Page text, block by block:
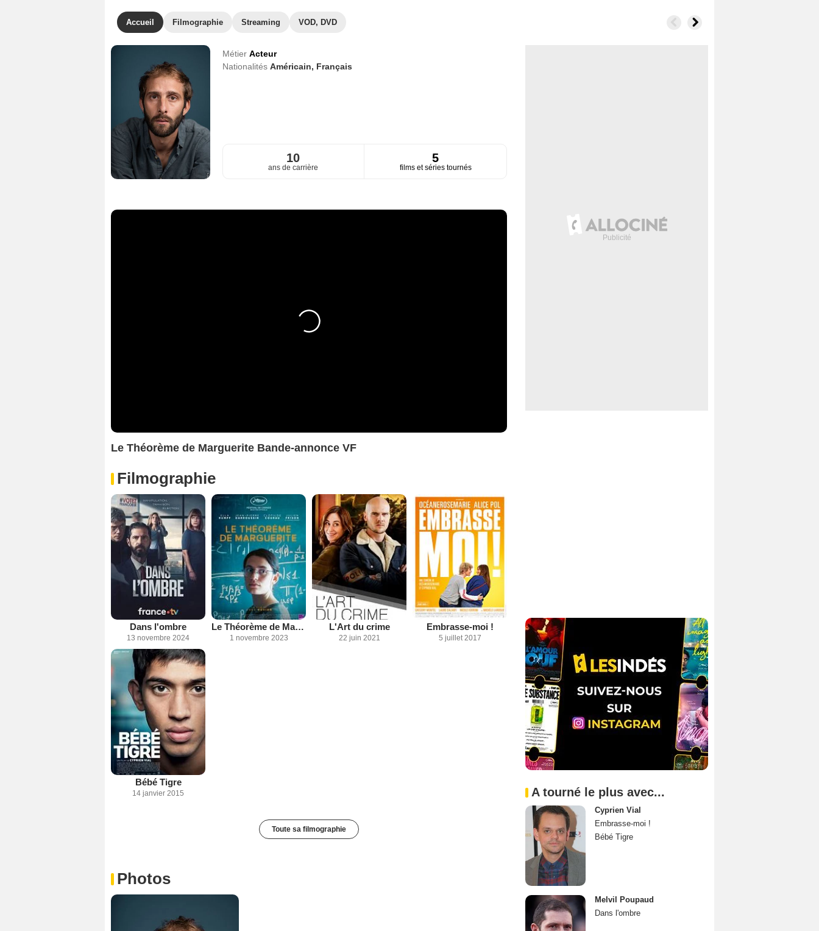
Accueil Filmographie Streaming VOD, DVD
Métier Acteur
Nationalités Américain, Français
10
ans de carrière
5
films et séries tournés
Le Théorème de Marguerite Bande-annonce VF
Filmographie
Dans l'ombre
13 novembre 2024
Le Théorème de Marguerite
1 novembre 2023
L'Art du crime
22 juin 2021
Embrasse-moi !
5 juillet 2017
Bébé Tigre
14 janvier 2015
Toute sa filmographie
Photos
A tourné le plus avec...
Cyprien Vial
Embrasse-moi !
Bébé Tigre
Melvil Poupaud
Dans l'ombre